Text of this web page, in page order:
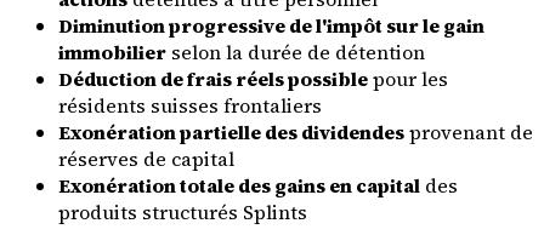
Diminution progressive de l'impôt sur le gain
immobilier selon la durée de détention
Déduction de frais réels possiblepour les
résidents suisses frontaliers
Exonération partielle des dividendesprovenant de
réserves de capital
Exonération totale des gains en capital des
produits structurés Splints